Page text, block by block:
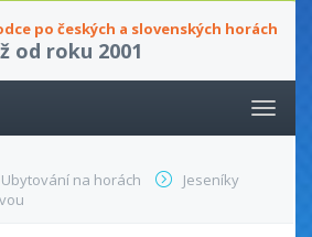
po českých a slovenských horách
od roku 2001
Ubytování na horách
Jeseníky